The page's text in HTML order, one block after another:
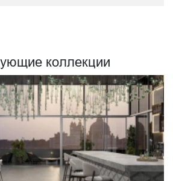
коллекции